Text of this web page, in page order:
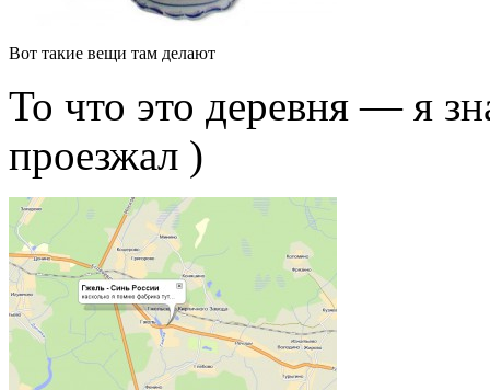
Вот такие вещи там делают
То что это деревня — я
проезжал )